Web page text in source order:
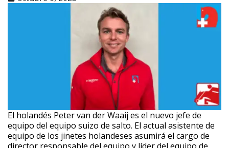
El holandés Peter van der Waaij es el nuevo jefe de
equipo del equipo suizo de salto. El actual asistente de
equipo de los jinetes holandeses asumirá el cargo de